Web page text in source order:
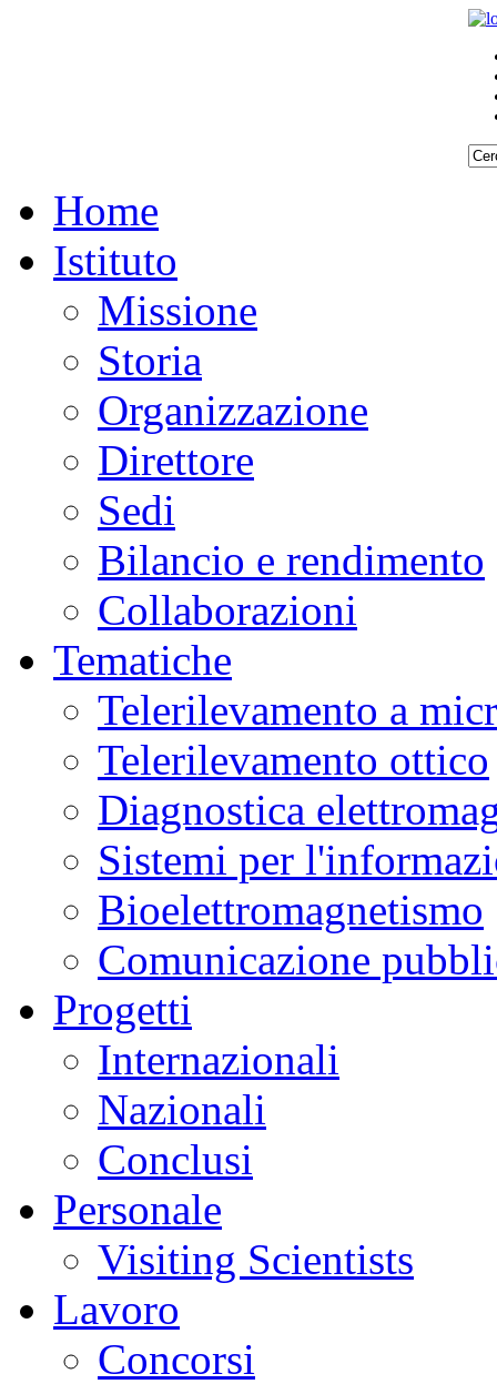
Home
Istituto
Missione
Storia
Organizzazione
Direttore
Sedi
Bilancio e rendimento
Collaborazioni
Tematiche
Telerilevamento a
Telerilevamento ottico
Diagnostica
Sistemi per
Bioelettromagnetismo
Comunicazione
Progetti
Internazionali
Nazionali
Conclusi
Personale
Visiting Scientists
Lavoro
Concorsi